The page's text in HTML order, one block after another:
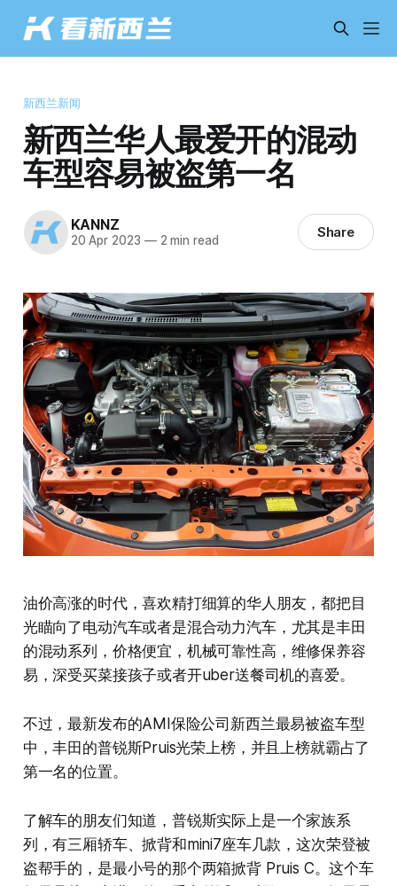
新西兰新闻
新西兰华人最爱开的混动
车型容易被盗第一名
KANNZ
20 Apr 2023 —2 min read Share
油价高涨的时代，喜欢精打细算的华人朋友，都把目
光瞄向了电动汽车或者是混合动力汽车，尤其是丰田
的混动系列，价格便宜，机械可靠性高，维修保养容
易，深受买菜接孩子或者开uber送餐司机的喜爱。
不过，最新发布的AMI保险公司新西兰最易被盗车型
中，丰田的普锐斯Pruis光荣上榜，并且上榜就霸占了
第一名的位置。
了解车的朋友们知道，普锐斯实际上是一个家族系
列，有三厢轿车、掀背和mini7座车几款，这次荣登被
盗帮手的，是最小号的那个两箱掀背 Pruis C。这个车